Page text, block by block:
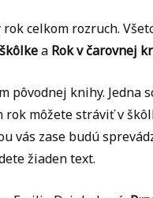
celkom rozruch.
a Rok v čarovnej
knihy. Jedna
rok môžete stráviť v
vás zase budú
žiaden text.